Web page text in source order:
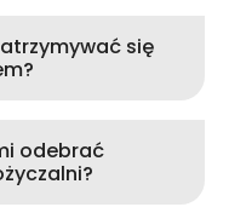
się
odebrać